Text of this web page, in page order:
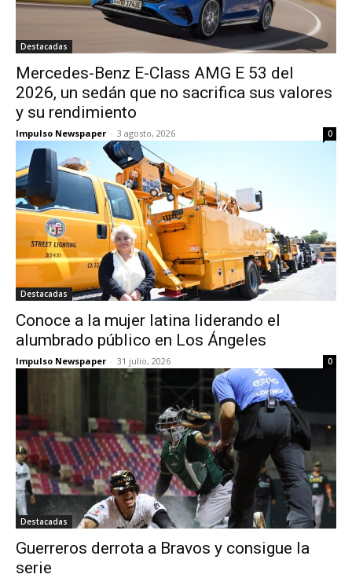
Destacadas
Mercedes-Benz E-Class AMG E 53 del
2026, un sedán que no sacrifica sus valores
y su rendimiento
Impulso Newspaper - 3 agosto, 2026 0
Destacadas
Conoce a la mujer latina liderando el
alumbrado público en Los Ángeles
Impulso Newspaper - 31 julio, 2026 0
Destacadas
Guerreros derrota a Bravos y consigue la
serie